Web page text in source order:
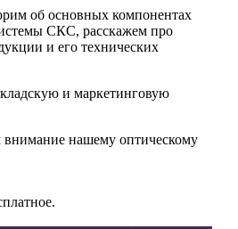
об основных компонентах
СКС, расскажем про
и его технических
и маркетинговую
внимание нашему оптическому